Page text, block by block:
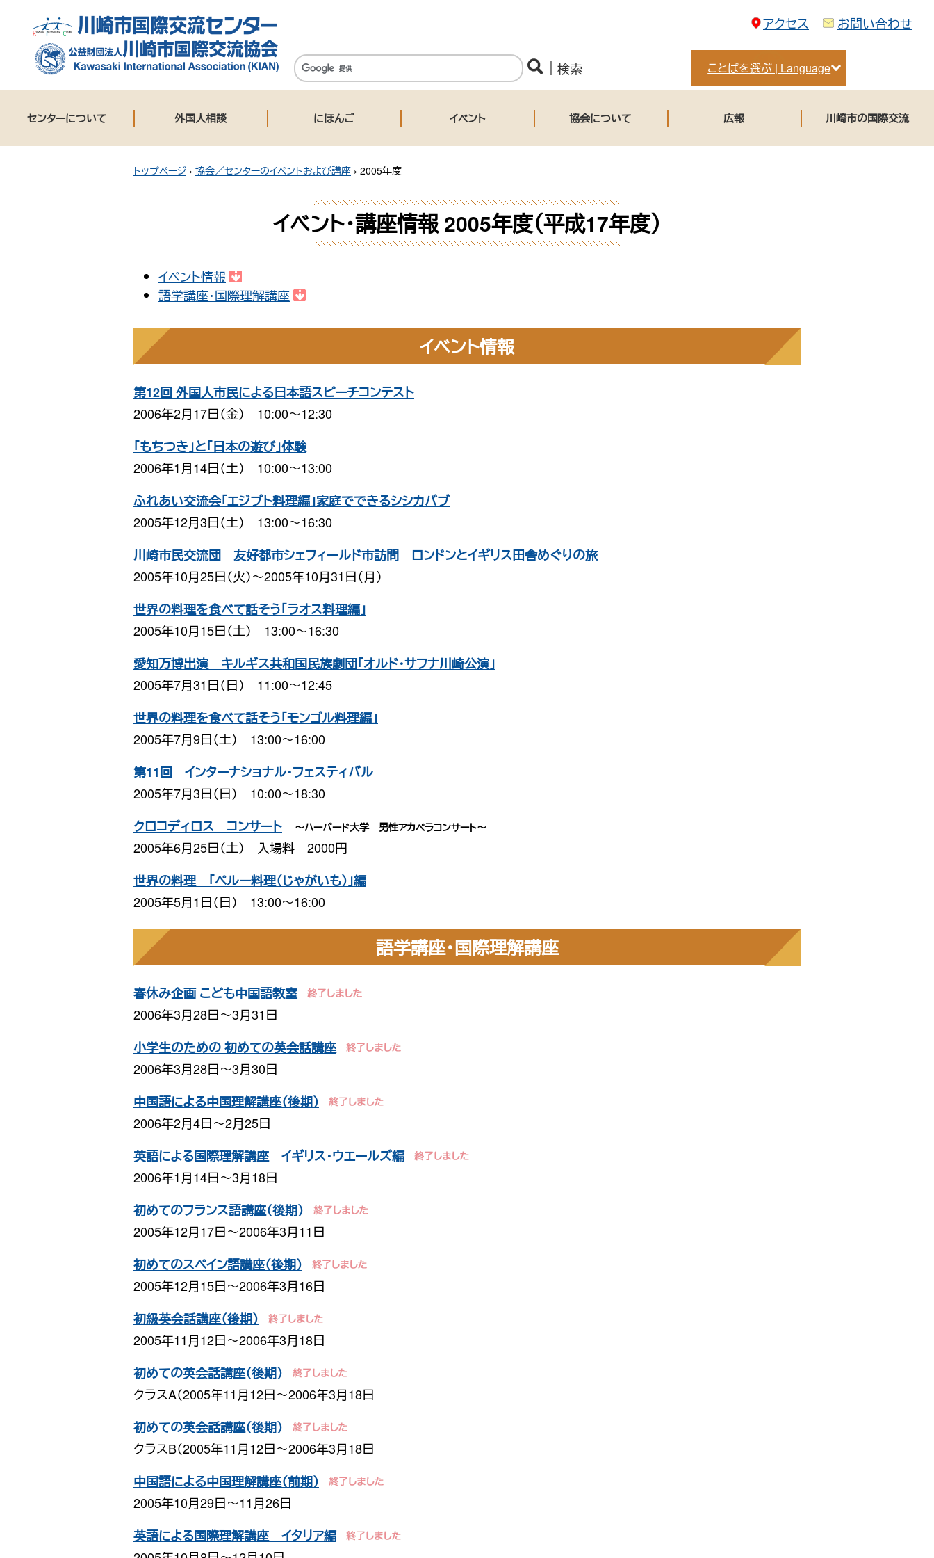
アクセス
お問い合わせ
ことばを選ぶ | Language
センターについて 外国人相談 にほんご イベント 協会について 広報 川崎市の国際交流
トップページ › 協会／センターのイベントおよび講座 › 2005年度
イベント・講座情報2005年度（平成17年度）
イベント情報
語学講座・国際理解講座
イベント情報
第12回 外国人市民による日本語スピーチコンテスト
2006年2月17日（金） 10:00〜12:30
「もちつき」と「日本の遊び」体験
2006年1月14日（土） 10:00〜13:00
ふれあい交流会「エジプト料理編」家庭でできるシシカバブ
2005年12月3日（土） 13:00〜16:30
川崎市民交流団 友好都市シェフィールド市訪問 ロンドンとイギリス田舎めぐりの旅
2005年10月25日（火）〜2005年10月31日（月）
世界の料理を食べて話そう「ラオス料理編」
2005年10月15日（土） 13:00〜16:30
愛知万博出演 キルギス共和国民族劇団「オルド・サフナ川崎公演」
2005年7月31日（日） 11:00〜12:45
世界の料理を食べて話そう「モンゴル料理編」
2005年7月9日（土） 13:00〜16:00
第11回 インターナショナル・フェスティバル
2005年7月3日（日） 10:00〜18:30
クロコディロス コンサート
〜ハーバード大学 男性アカペラコンサート〜
2005年6月25日（土） 入場料 2000円
世界の料理 「ペルー料理（じゃがいも）」編
2005年5月1日（日） 13:00〜16:00
語学講座・国際理解講座
春休み企画 こども中国語教室
2006年3月28日〜3月31日
小学生のための 初めての英会話講座
2006年3月28日〜3月30日
中国語による中国理解講座（後期）
2006年2月4日〜2月25日
英語による国際理解講座 イギリス・ウエールズ編
2006年1月14日〜3月18日
初めてのフランス語講座（後期）
2005年12月17日〜2006年3月11日
初めてのスペイン語講座（後期）
2005年12月15日〜2006年3月16日
初級英会話講座（後期）
2005年11月12日〜2006年3月18日
初めての英会話講座（後期）
クラスA（2005年11月12日〜2006年3月18日
初めての英会話講座（後期）
クラスB（2005年11月12日〜2006年3月18日
中国語による中国理解講座（前期）
2005年10月29日〜11月26日
英語による国際理解講座 イタリア編